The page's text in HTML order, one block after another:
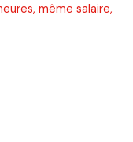
même salaire,